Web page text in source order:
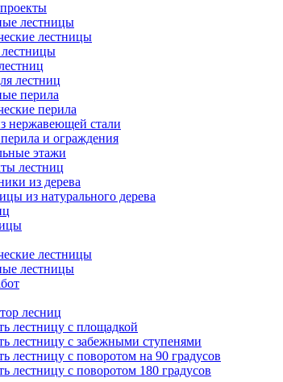
лестницы
лестницы
лестниц
перила
перила
нержавеющей стали
и ограждения
этажи
лестниц
из дерева
из натурального дерева
лестницы
лестницы
лесниц
лестницу с площадкой
лестницу с забежными ступенями
лестницу с поворотом на 90 градусов
лестницу с поворотом 180 градусов